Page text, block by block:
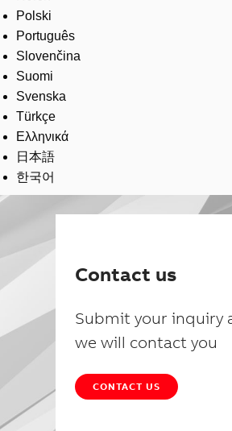
Polski
Português
Slovenčina
Suomi
Svenska
Türkçe
Ελληνικά
日本語
한국어
Contact us
Submit your inquiry
we will contact you
CONTACT US